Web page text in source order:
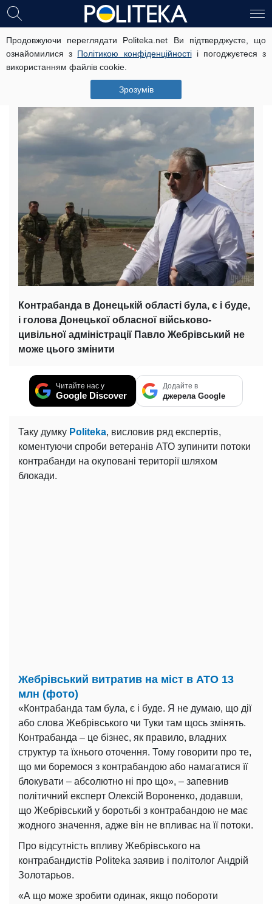
Продовжуючи переглядати Politeka.net Ви підтверджуєте, що
ознайомилися з Політикою конфіденційностіі погоджуєтеся з
використанням файлів cookie.
Зрозумів
Жебрівський не у змозі подолати
контрабанду, йому не до цього –
експерт
Контрабанда в Донецькій області була, є і буде,
і голова Донецької обласної військово-
цивільної адміністрації Павло Жебрівський не
може цього змінити
Читайте нас у
Google Discover
Додайте в
джерела Google
Таку думку Politeka, висловив ряд експертів,
коментуючи спроби ветеранів АТО зупинити потоки
контрабанди на окуповані території шляхом
блокади.
Жебрівський витратив на міст в АТО 13
млн (фото)
«Контрабанда там була, є і буде. Я не думаю, що дії
або слова Жебрівського чи Туки там щось змінять.
Контрабанда – це бізнес, як правило, владних
структур та їхнього оточення. Тому говорити про те,
що ми боремося з контрабандою або намагатися її
блокувати – абсолютно ні про що», – запевнив
політичний експерт Олексій Вороненко, додавши,
що Жебрівський у боротьбі з контрабандою не має
жодного значення, адже він не впливає на її потоки.
Про відсутність впливу Жебрівського на
контрабандистів Politeka заявив і політолог Андрій
Золотарьов.
«А що може зробити одинак, якщо побороти